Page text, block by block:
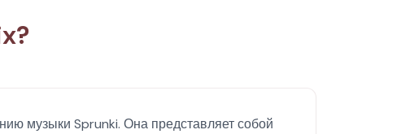
музыки Sprunki. Она представляет собой